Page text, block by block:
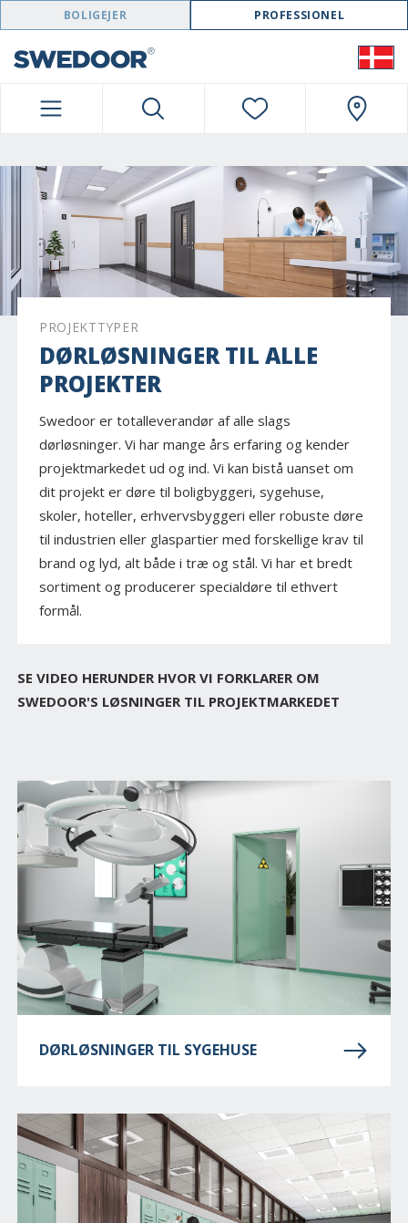
SWEDOOR NAVIGATION
BOLIGEJER PROFESSIONEL
PROJEKTTYPER
DØRLØSNINGER TIL ALLE
PROJEKTER
Swedoor er totalleverandør af alle slags
dørløsninger. Vi har mange års erfaring og kender
projektmarkedet ud og ind. Vi kan bistå uanset om
dit projekt er døre til boligbyggeri, sygehuse,
skoler, hoteller, erhvervsbyggeri eller robuste døre
til industrien eller glaspartier med forskellige krav til
brand og lyd, alt både i træ og stål. Vi har et bredt
sortiment og producerer specialdøre til ethvert
formål.
SE VIDEO HERUNDER HVOR VI FORKLARER OM
SWEDOOR'S LØSNINGER TIL PROJEKTMARKEDET
DØRLØSNINGER TIL SYGEHUSE